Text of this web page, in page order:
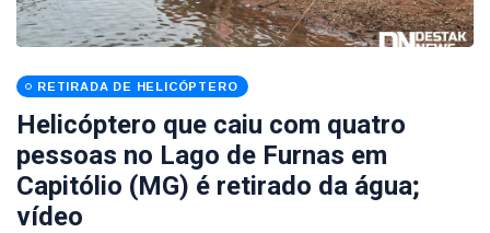
RETIRADA DE HELICÓPTERO
Helicóptero que caiu com quatro
pessoas no Lago de Furnas em
Capitólio (MG) é retirado da água;
vídeo